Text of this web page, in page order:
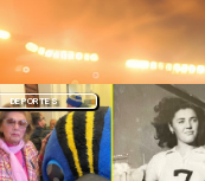
DEPORTES